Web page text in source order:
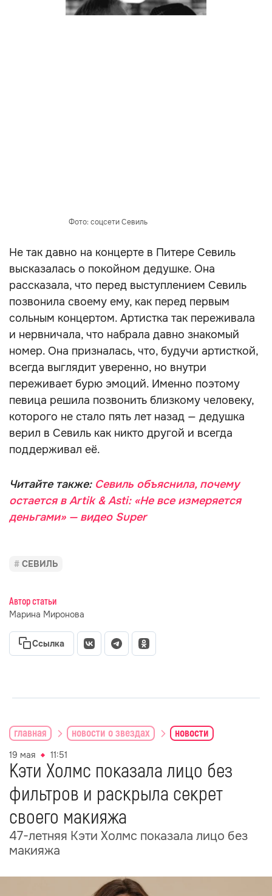
Фото: соцсети Севиль
Не так давно на концерте в Питере Севиль
высказалась о покойном дедушке. Она
рассказала, что перед выступлением Севиль
позвонила своему ему, как перед первым
сольным концертом. Артистка так переживала
и нервничала, что набрала давно знакомый
номер. Она призналась, что, будучи артисткой,
всегда выглядит уверенно, но внутри
переживает бурю эмоций. Именно поэтому
певица решила позвонить близкому человеку,
которого не стало пять лет назад — дедушка
верил в Севиль как никто другой и всегда
поддерживал её.
Читайте также: Севиль объяснила, почему
остается в Artik & Asti: «Не все измеряется
деньгами» — видео Super
СЕВИЛЬ
Автор статьи
Марина Миронова
Ссылка
главная новости о звездах новости
19 мая 11:51
Кэти Холмс показала лицо без
фильтров и раскрыла секрет
своего макияжа
47-летняя Кэти Холмс показала лицо без
макияжа